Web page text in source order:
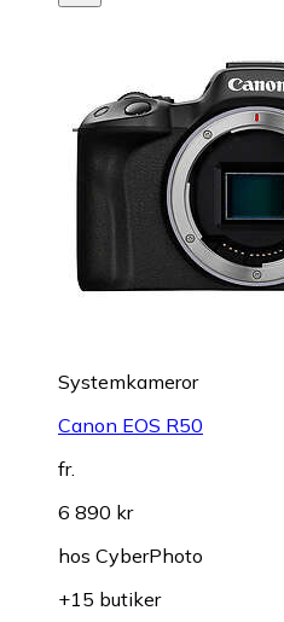
Systemkameror
Canon EOS R50
fr.
6 890 kr
hos CyberPhoto
+15 butiker